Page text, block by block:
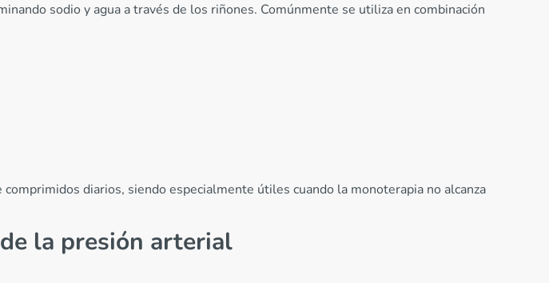
sodio y agua a través de los riñones. Comúnmente se utiliza en combinación
diarios, siendo especialmente útiles cuando la monoterapia no alcanza
la presión arterial